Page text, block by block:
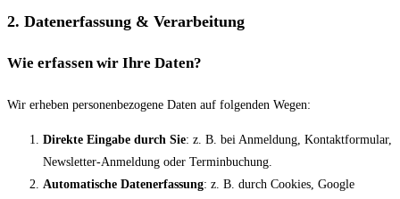
2. Datenerfassung & Verarbeitung
Wie erfassen wir Ihre Daten?
Wir erheben personenbezogene Daten auf folgenden Wegen:
Direkte Eingabe durch Sie: z. B. bei Anmeldung, Kontaktformular,
Newsletter-Anmeldung oder Terminbuchung.
Automatische Datenerfassung: z. B. durch Cookies, Google